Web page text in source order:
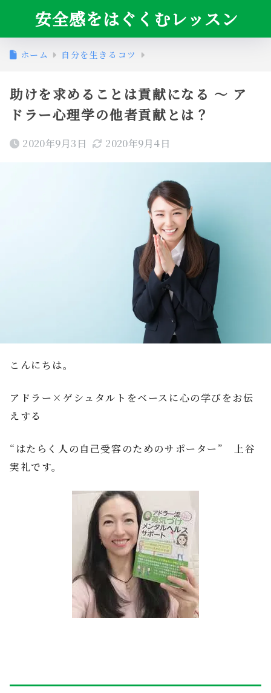
安全感をはぐくむレッスン
ホーム 自分を生きるコツ
助けを求めることは貢献になる ～ ア
ドラー心理学の他者貢献とは？
2020年9月3日 2020年9月4日
こんにちは。
アドラー×ゲシュタルトをベースに心の学びをお伝
えする
“はたらく人の自己受容のためのサポーター” 上谷
実礼です。